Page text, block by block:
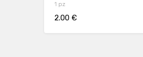
1 pz
2.00 €